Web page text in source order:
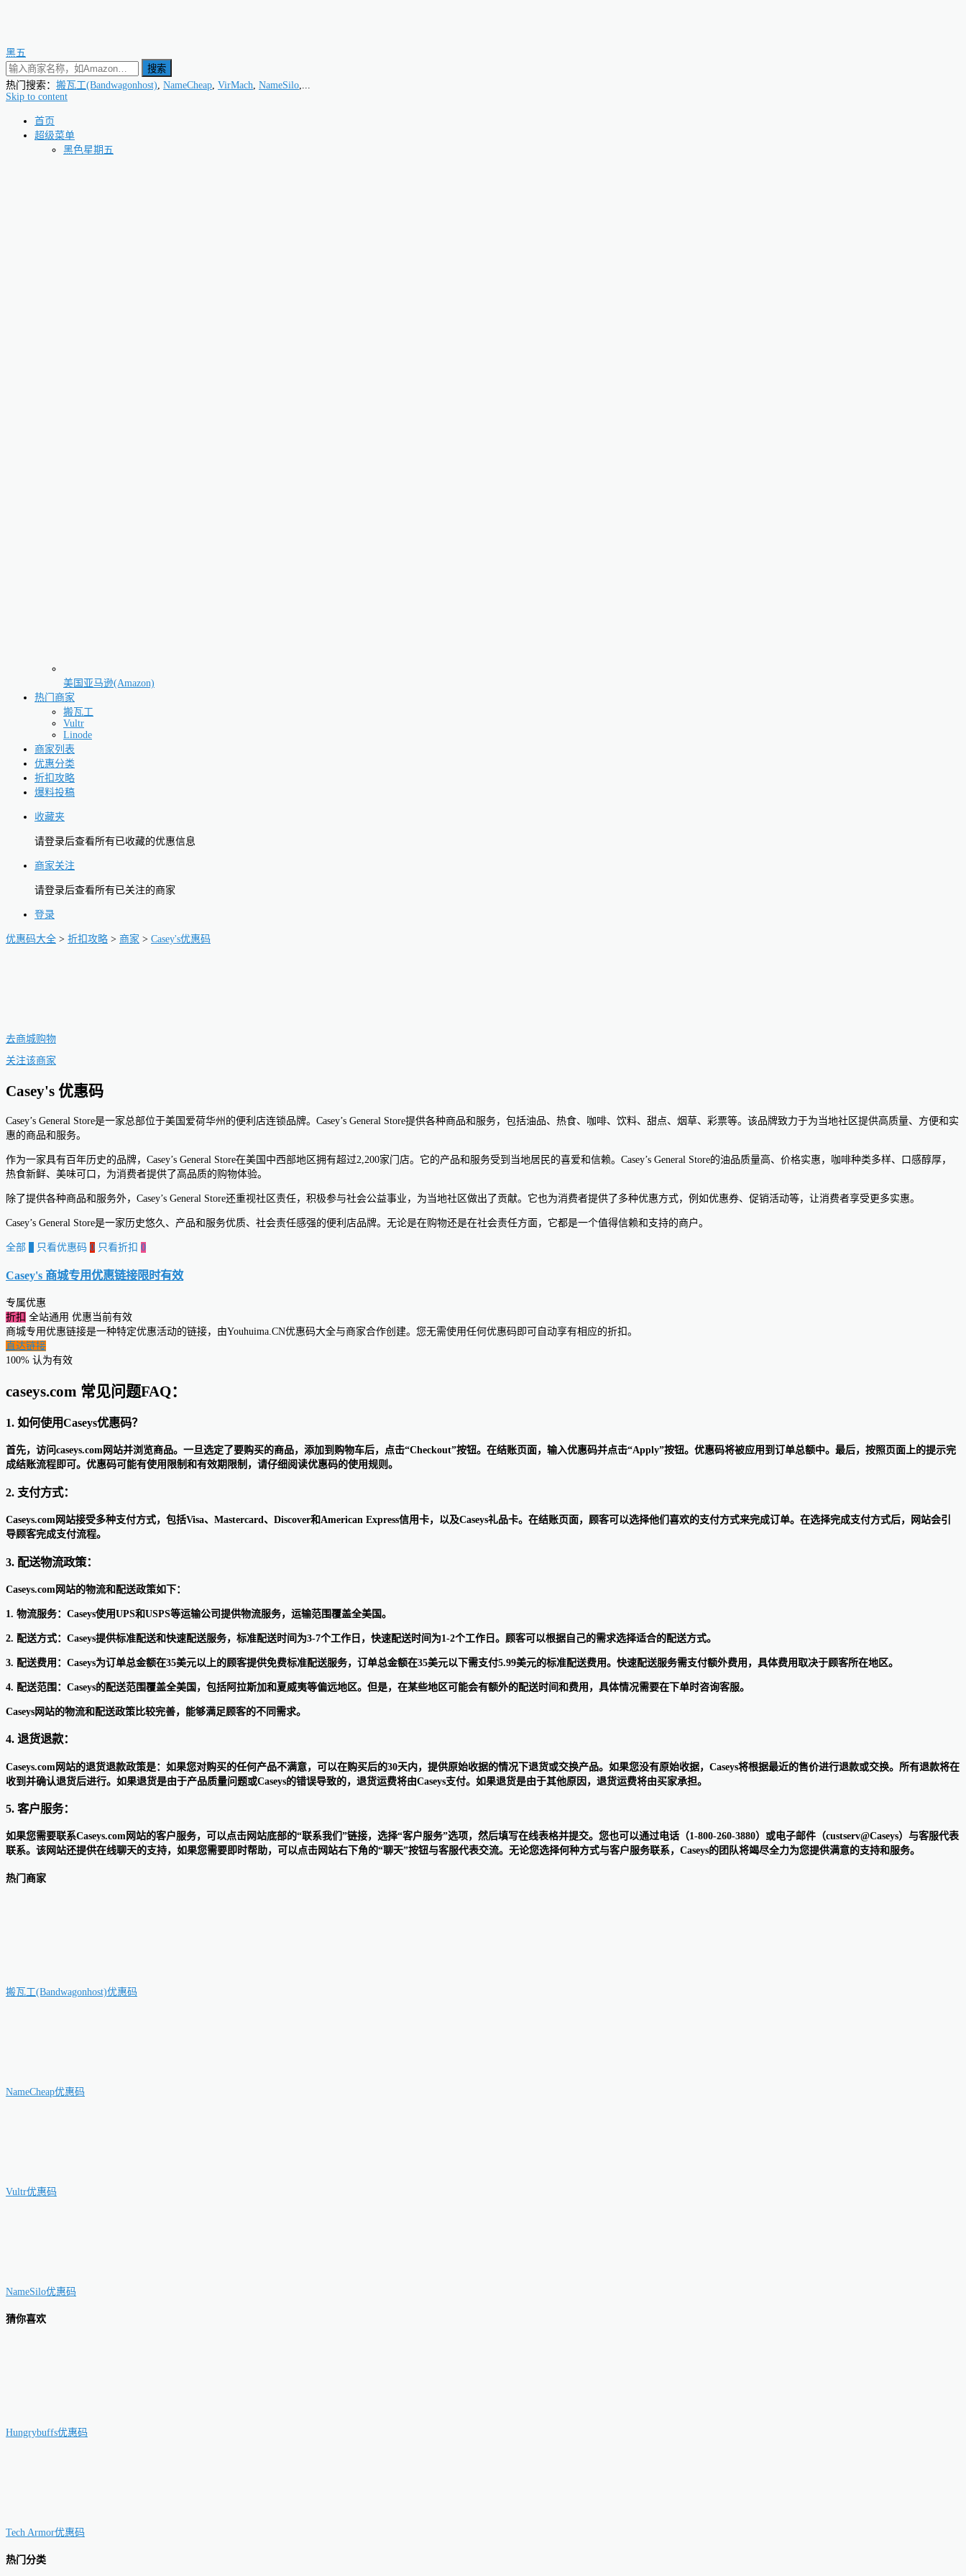
黑五
搜索
热门搜索： 搬瓦工(Bandwagonhost), NameCheap, VirMach, NameSilo,...
Skip to content
首页
超级菜单
黑色星期五
美国亚马逊(Amazon)
热门商家
搬瓦工
Vultr
Linode
商家列表
优惠分类
折扣攻略
爆料投稿
收藏夹
请登录后查看所有已收藏的优惠信息
商家关注
请登录后查看所有已关注的商家
登录
优惠码大全 > 折扣攻略 > 商家 > Casey's优惠码
去商城购物
关注该商家
Casey's 优惠码
Casey’s General Store是一家总部位于美国爱荷华州的便利店连锁品牌。Casey’s General Store提供各种商品和服务，包括油品、热食、咖啡、饮料、甜点、烟草、彩票等。该品牌致力于为当地社区提供高质量、方便和实
惠的商品和服务。
作为一家具有百年历史的品牌，Casey’s General Store在美国中西部地区拥有超过2,200家门店。它的产品和服务受到当地居民的喜爱和信赖。Casey’s General Store的油品质量高、价格实惠，咖啡种类多样、口感醇厚，
热食新鲜、美味可口，为消费者提供了高品质的购物体验。
除了提供各种商品和服务外，Casey’s General Store还重视社区责任，积极参与社会公益事业，为当地社区做出了贡献。它也为消费者提供了多种优惠方式，例如优惠券、促销活动等，让消费者享受更多实惠。
Casey’s General Store是一家历史悠久、产品和服务优质、社会责任感强的便利店品牌。无论是在购物还是在社会责任方面，它都是一个值得信赖和支持的商户。
全部 只看优惠码 0 只看折扣 0
Casey's 商城专用优惠链接限时有效
专属优惠
折扣 全站通用 优惠当前有效
商城专用优惠链接是一种特定优惠活动的链接，由Youhuima.CN优惠码大全与商家合作创建。您无需使用任何优惠码即可自动享有相应的折扣。
直达链接
100% 认为有效
caseys.com 常见问题FAQ：
1. 如何使用Caseys优惠码？
首先，访问caseys.com网站并浏览商品。一旦选定了要购买的商品，添加到购物车后，点击“Checkout”按钮。在结账页面，输入优惠码并点击“Apply”按钮。优惠码将被应用到订单总额中。最后，按照页面上的提示完
成结账流程即可。优惠码可能有使用限制和有效期限制，请仔细阅读优惠码的使用规则。
2. 支付方式：
Caseys.com网站接受多种支付方式，包括Visa、Mastercard、Discover和American Express信用卡，以及Caseys礼品卡。在结账页面，顾客可以选择他们喜欢的支付方式来完成订单。在选择完成支付方式后，网站会引
导顾客完成支付流程。
3. 配送物流政策：
Caseys.com网站的物流和配送政策如下：
1. 物流服务：Caseys使用UPS和USPS等运输公司提供物流服务，运输范围覆盖全美国。
2. 配送方式：Caseys提供标准配送和快速配送服务，标准配送时间为3-7个工作日，快速配送时间为1-2个工作日。顾客可以根据自己的需求选择适合的配送方式。
3. 配送费用：Caseys为订单总金额在35美元以上的顾客提供免费标准配送服务，订单总金额在35美元以下需支付5.99美元的标准配送费用。快速配送服务需支付额外费用，具体费用取决于顾客所在地区。
4. 配送范围：Caseys的配送范围覆盖全美国，包括阿拉斯加和夏威夷等偏远地区。但是，在某些地区可能会有额外的配送时间和费用，具体情况需要在下单时咨询客服。
Caseys网站的物流和配送政策比较完善，能够满足顾客的不同需求。
4. 退货退款：
Caseys.com网站的退货退款政策是：如果您对购买的任何产品不满意，可以在购买后的30天内，提供原始收据的情况下退货或交换产品。如果您没有原始收据，Caseys将根据最近的售价进行退款或交换。所有退款将在
收到并确认退货后进行。如果退货是由于产品质量问题或Caseys的错误导致的，退货运费将由Caseys支付。如果退货是由于其他原因，退货运费将由买家承担。
5. 客户服务：
如果您需要联系Caseys.com网站的客户服务，可以点击网站底部的“联系我们”链接，选择“客户服务”选项，然后填写在线表格并提交。您也可以通过电话（1-800-260-3880）或电子邮件（custserv@Caseys）与客服代表
联系。该网站还提供在线聊天的支持，如果您需要即时帮助，可以点击网站右下角的“聊天”按钮与客服代表交流。无论您选择何种方式与客户服务联系，Caseys的团队将竭尽全力为您提供满意的支持和服务。
热门商家
搬瓦工(Bandwagonhost)优惠码
NameCheap优惠码
Vultr优惠码
NameSilo优惠码
猜你喜欢
Hungrybuffs优惠码
Tech Armor优惠码
热门分类